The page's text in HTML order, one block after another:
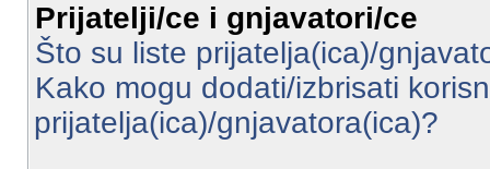
Prijatelji/ce i gnjavatori/ce
Što su liste prijatelja(ica)/
Kako mogu dodati/izbrisati
prijatelja(ica)/gnjavatora(ica)?